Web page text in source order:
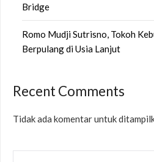
Bridge
Romo Mudji Sutrisno, Tokoh
Berpulang di Usia Lanjut
Recent Comments
Tidak ada komentar untuk